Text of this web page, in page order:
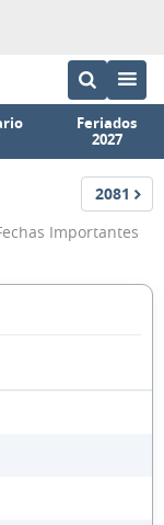
Feriados
2027
Feriados
2081
Importantes